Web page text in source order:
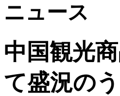
ニュース
中国観光
て盛況の